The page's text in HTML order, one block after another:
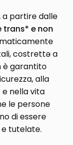
a partire dalle
trans* e non
costrettə a
è garantito
alla
e nella vita
le persone
di essere
tutelate.